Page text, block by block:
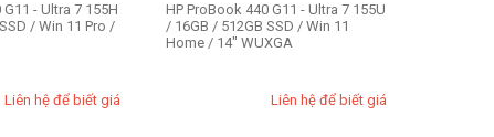
- Ultra 7 155H
/ Win 11 Pro /
Liên hệ để biết giá
HP ProBook 440 G11 - Ultra 7 155U
/ 16GB / 512GB SSD / Win 11
Home / 14" WUXGA
Liên hệ để biết giá